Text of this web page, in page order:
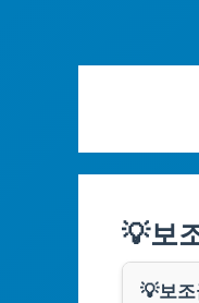
💡보
💡보